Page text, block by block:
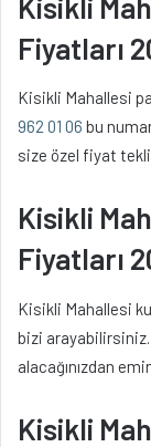
Fiyatları
Kisikli Mahallesi
962 01 06 bu
size özel fiyat
Kisikli
Fiyatları
Kisikli Mahallesi
bizi
alacağınızdan
Kisikli